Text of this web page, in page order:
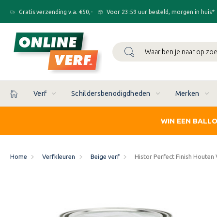
Gratis verzending v.a. €50,- Voor 23:59 uur besteld, morgen in huis*
Zoeken
Verf Schildersbenodigdheden Merken
WIN EEN
Home Verfkleuren Beige verf Histor Perfect Finish Houten